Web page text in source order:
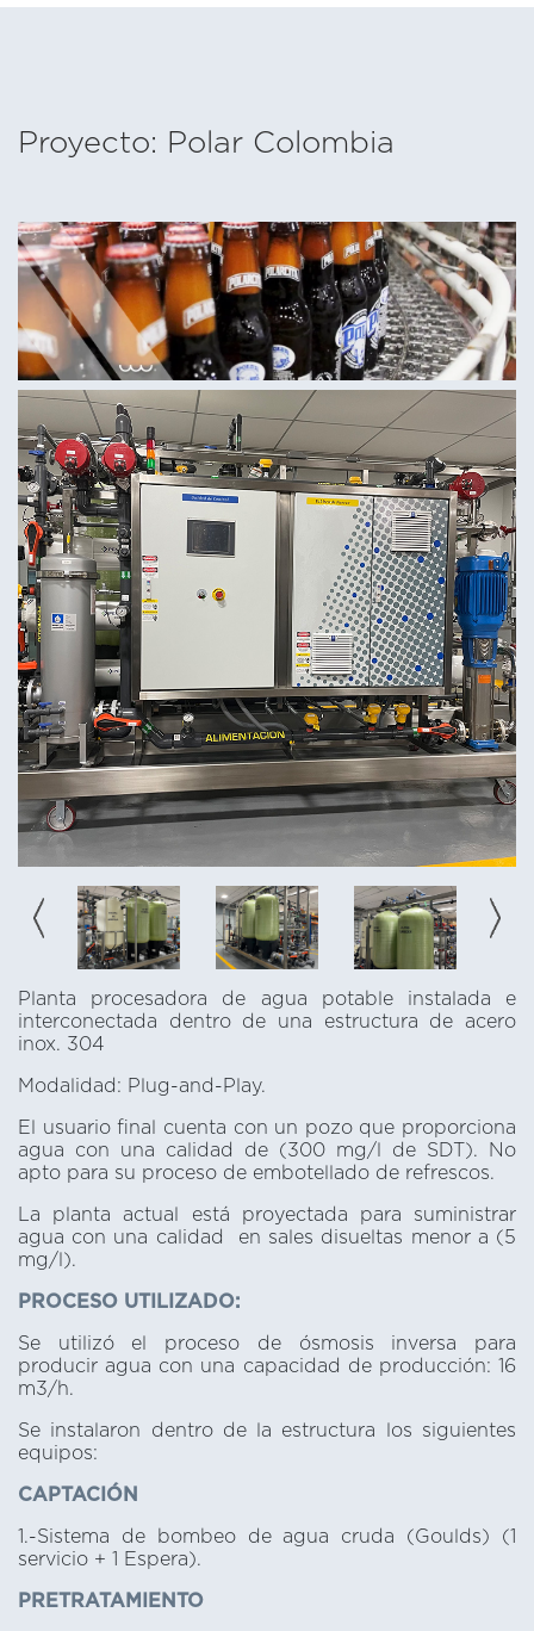
Proyecto: Polar Colombia
Planta procesadora de agua potable instalada e
interconectada dentro de una estructura de acero
inox. 304
Modalidad: Plug-and-Play.
El usuario final cuenta con un pozo que proporciona
agua con una calidad de (300 mg/l de SDT). No
apto para su proceso de embotellado de refrescos.
La planta actual está proyectada para suministrar
agua con una calidad en sales disueltas menor a (5
mg/l).
PROCESO UTILIZADO:
Se utilizó el proceso de ósmosis inversa para
producir agua con una capacidad de producción: 16
m3/h.
Se instalaron dentro de la estructura los siguientes
equipos:
CAPTACIÓN
1.-Sistema de bombeo de agua cruda (Goulds) (1
servicio + 1 Espera).
PRETRATAMIENTO